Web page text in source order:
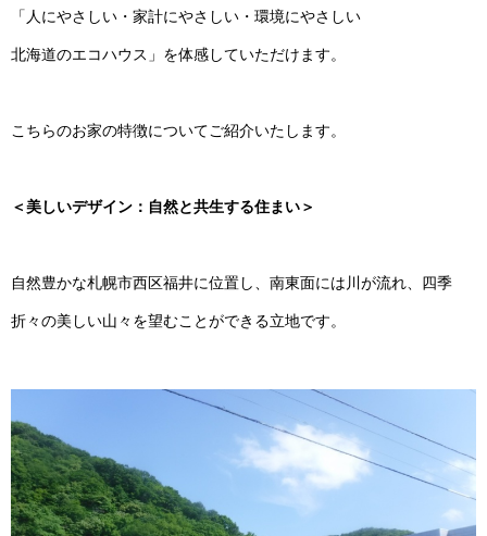
「人にやさしい・家計にやさしい・環境にやさしい
北海道のエコハウス」を体感していただけます。
こちらのお家の特徴についてご紹介いたします。
＜美しいデザイン：自然と共生する住まい＞
自然豊かな札幌市西区福井に位置し、南東面には川が流れ、四季
折々の美しい山々を望むことができる立地です。